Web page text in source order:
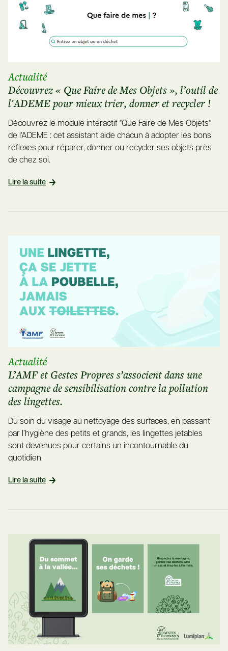
Actualité
Découvrez « Que Faire de Mes Objets », l’outil de
l'ADEME pour mieux trier, donner et recycler !
Découvrez le module interactif "Que Faire de Mes Objets"
de l'ADEME : cet assistant aide chacun à adopter les bons
réflexes pour réparer, donner ou recycler ses objets près
de chez soi.
Lire la suite
Actualité
L’AMF et Gestes Propres s’associent dans une
campagne de sensibilisation contre la pollution
des lingettes.
Du soin du visage au nettoyage des surfaces, en passant
par l’hygiène des petits et grands, les lingettes jetables
sont devenues pour certains un incontournable du
quotidien.
Lire la suite